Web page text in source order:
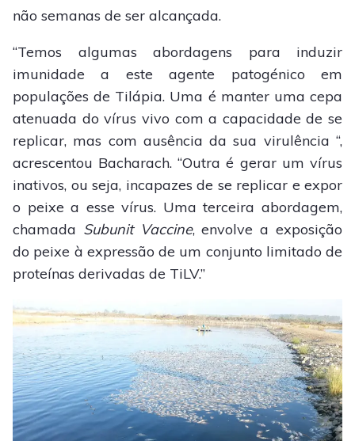
não semanas de ser alcançada.
“Temos algumas abordagens para induzir
imunidade a este agente patogénico em
populações de Tilápia. Uma é manter uma cepa
atenuada do vírus vivo com a capacidade de se
replicar, mas com ausência da sua virulência “,
acrescentou Bacharach. “Outra é gerar um vírus
inativos, ou seja, incapazes de se replicar e expor
o peixe a esse vírus. Uma terceira abordagem,
chamada Subunit Vaccine, envolve a exposição
do peixe à expressão de um conjunto limitado de
proteínas derivadas de TiLV.”